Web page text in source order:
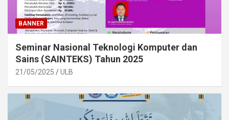
BANNER
Seminar Nasional Teknologi Komputer dan
Sains (SAINTEKS) Tahun 2025
21/05/2025 ULB